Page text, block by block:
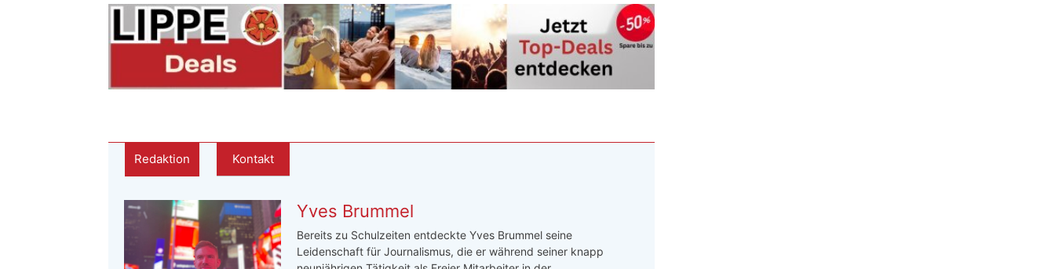
Redaktion Kontakt
Yves Brummel
Bereits zu Schulzeiten entdeckte Yves Brummel seine
Leidenschaft für Journalismus, die er während seiner knapp